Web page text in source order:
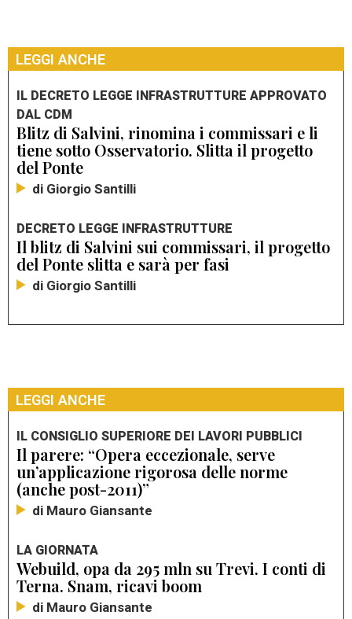
LEGGI ANCHE
IL DECRETO LEGGE INFRASTRUTTURE APPROVATO
DAL CDM
Blitz di Salvini, rinomina i commissari e li
tiene sotto Osservatorio. Slitta il progetto
del Ponte
di Giorgio Santilli
DECRETO LEGGE INFRASTRUTTURE
Il blitz di Salvini sui commissari, il progetto
del Ponte slitta e sarà per fasi
di Giorgio Santilli
LEGGI ANCHE
IL CONSIGLIO SUPERIORE DEI LAVORI PUBBLICI
Il parere: “Opera eccezionale, serve
un’applicazione rigorosa delle norme
(anche post-2011)”
di Mauro Giansante
LA GIORNATA
Webuild, opa da 295 mln su Trevi. I conti di
Terna. Snam, ricavi boom
di Mauro Giansante